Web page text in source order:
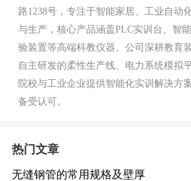
路1238号，专注于智能家居、工业自动
与生产，核心产品涵盖PLC实训台、智
验装置等高端科教仪器。公司深耕教育
自主研发的柔性生产线、电力系统模拟
院校与工业企业提供智能化实训解决方
备受认可。
热门文章
无缝钢管的常用规格及壁厚